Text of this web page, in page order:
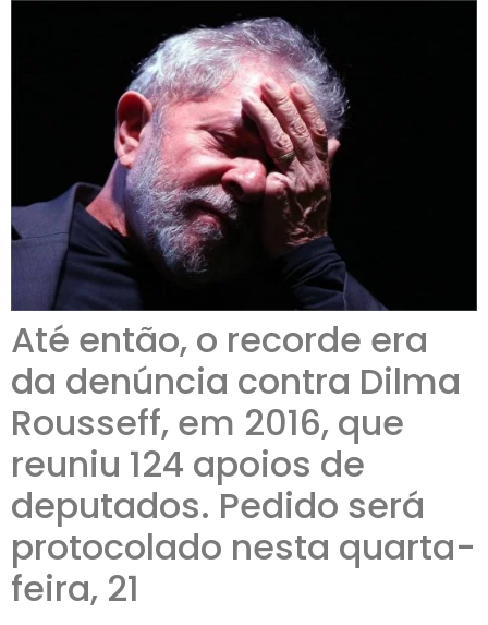
Até então, o recorde era
da denúncia contra Dilma
Rousseff, em 2016, que
reuniu 124 apoios de
deputados. Pedido será
protocolado nesta quarta-
feira, 21